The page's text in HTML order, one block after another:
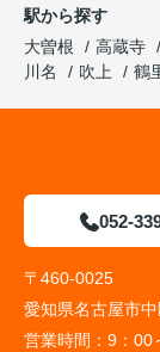
駅から探す
大曽根
高蔵寺
川名
吹上 鶴
052-
〒460-0025
愛知県名古屋市
営業時間： 9：00